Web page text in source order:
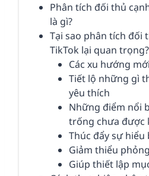
Phân tích đối thủ
là gì?
Tại sao phân tích đối
TikTok lại quan trọng?
Các xu hướng
Tiết lộ những gì
yêu thích
Những điểm nổi
trống chưa được
Thúc đẩy sự hiểu
Giảm thiểu
Giúp thiết lập